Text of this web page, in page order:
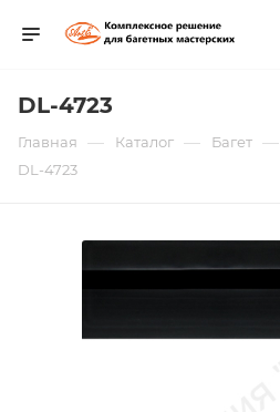
DL-4723
Главная — Каталог — Багет —
DL-4723